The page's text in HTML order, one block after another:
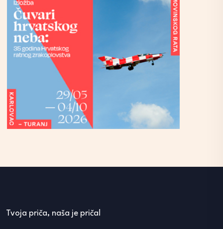
Tvoja priča, naša je priča!